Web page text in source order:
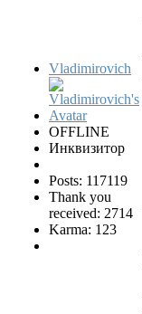
Vladimirovich
OFFLINE
Инквизитор
Posts: 117119
Thank you
received: 2714
Karma: 123